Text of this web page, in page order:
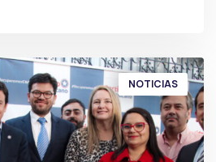
NOTICIAS